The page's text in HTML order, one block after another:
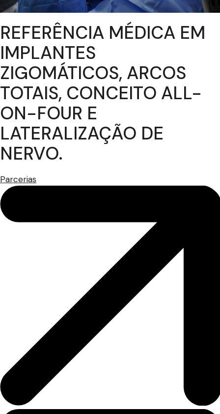
REFERÊNCIA MÉDICA EM
IMPLANTES
ZIGOMÁTICOS, ARCOS
TOTAIS, CONCEITO ALL-
ON-FOUR E
LATERALIZAÇÃO DE
NERVO.
Parcerias